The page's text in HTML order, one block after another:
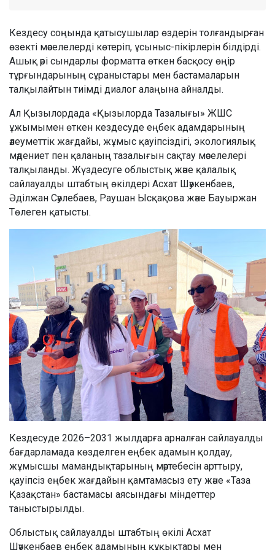
Кездесу соңында қатысушылар өздерін толғандырған
өзекті мәселелерді көтеріп, ұсыныс-пікірлерін білдірді.
Ашық әрі сындарлы форматта өткен басқосу өңір
тұрғындарының сұраныстары мен бастамаларын
талқылайтын тиімді диалог алаңына айналды.
Ал Қызылордада «Қызылорда Тазалығы» ЖШС
ұжымымен өткен кездесуде еңбек адамдарының
әлеуметтік жағдайы, жұмыс қауіпсіздігі, экологиялық
мәдениет пен қаланың тазалығын сақтау мәселелері
талқыланды. Жүздесуге облыстық және қалалық
сайлауалды штабтың өкілдері Асхат Шәукенбаев,
Әділжан Сәулебаев, Раушан Ысқақова және Бауыржан
Төлеген қатысты.
Кездесуде 2026–2031 жылдарға арналған сайлауалды
бағдарламада көзделген еңбек адамын қолдау,
жұмысшы мамандықтарының мәртебесін арттыру,
қауіпсіз еңбек жағдайын қамтамасыз ету және «Таза
Қазақстан» бастамасы аясындағы міндеттер
таныстырылды.
Облыстық сайлауалды штабтың өкілі Асхат
Шәукенбаев еңбек адамының құқықтары мен